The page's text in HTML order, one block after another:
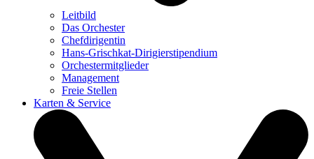
Leitbild
Das Orchester
Chefdirigentin
Hans-Grischkat-Dirigierstipendium
Orchestermitglieder
Management
Freie Stellen
Karten & Service